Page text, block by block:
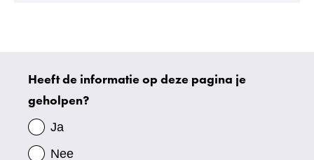
Uw
gegevens
Heeft de informatie op deze pagina je
geholpen?
Ja
Nee